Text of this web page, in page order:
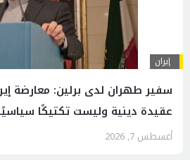
إيران
سفير طهران لدى برلين: معارضة
عقيدة دينية وليست تكتيكًا
أغسطس 7, 2026